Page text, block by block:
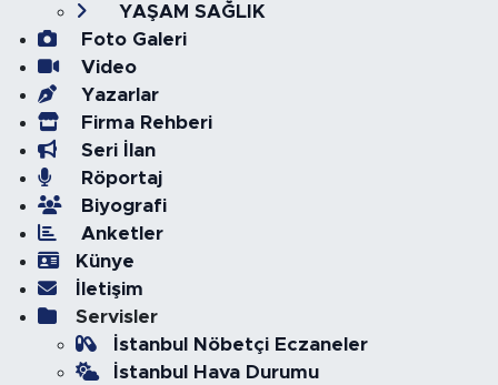
YAŞAM SAĞLIK
Foto Galeri
Video
Yazarlar
Firma Rehberi
Seri İlan
Röportaj
Biyografi
Anketler
Künye
İletişim
Servisler
İstanbul Nöbetçi Eczaneler
İstanbul Hava Durumu